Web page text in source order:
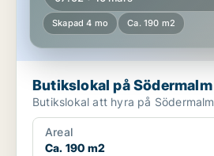
Skapad 4 mo Ca. 190 m2
Butikslokal på Södermalm
Butikslokal att hyra på Södermalm
Areal
Ca. 190 m2